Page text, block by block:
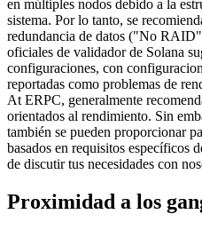
en múltiples nodos debido a la
sistema. Por lo tanto, se
redundancia de datos ("No
oficiales de validador de Solana
configuraciones, con
reportadas como problemas de
At ERPC, generalmente
orientados al rendimiento. Sin
también se pueden proporcionar
basados en requisitos específicos
de discutir tus necesidades con
Proximidad a los